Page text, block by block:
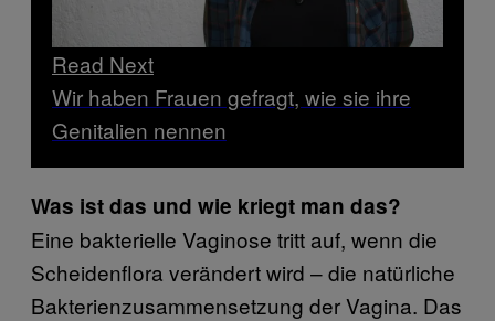
Read Next
Wir haben Frauen gefragt, wie sie ihre
Genitalien nennen
Was ist das und wie kriegt man das?
Eine bakterielle Vaginose tritt auf, wenn die
Scheidenflora verändert wird – die natürliche
Bakterienzusammensetzung der Vagina. Das